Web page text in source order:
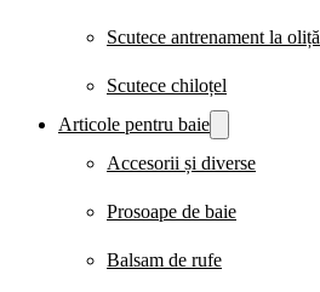
Scutece antrenament la oliță
Scutece chiloțel
Articole pentru baie
Accesorii și diverse
Prosoape de baie
Balsam de rufe